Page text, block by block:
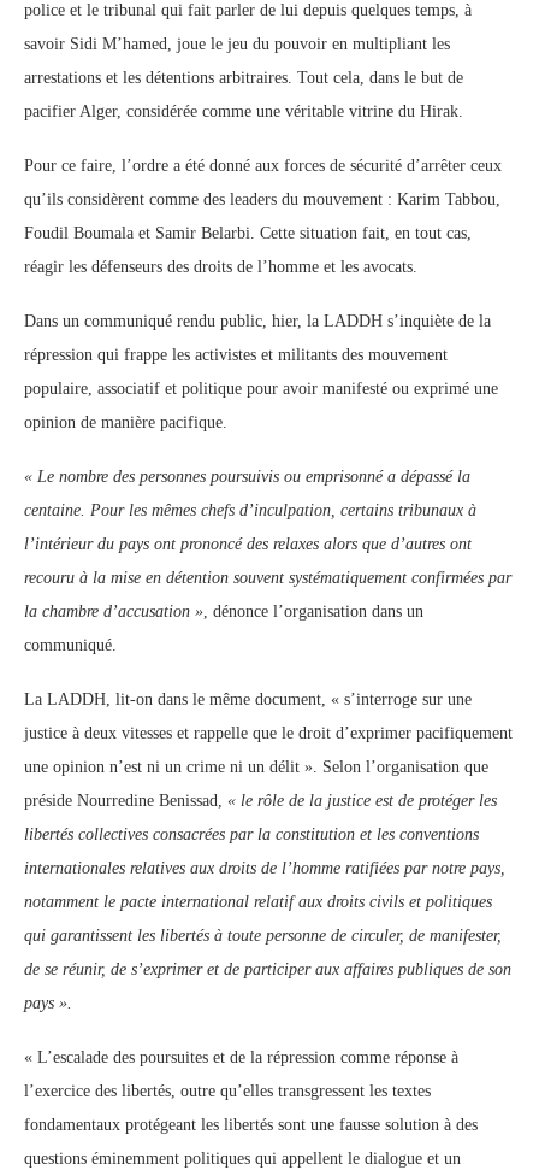
police et le tribunal qui fait parler de lui depuis quelques temps, à
savoir Sidi M’hamed, joue le jeu du pouvoir en multipliant les
arrestations et les détentions arbitraires. Tout cela, dans le but de
pacifier Alger, considérée comme une véritable vitrine du Hirak.
Pour ce faire, l’ordre a été donné aux forces de sécurité d’arrêter ceux
qu’ils considèrent comme des leaders du mouvement : Karim Tabbou,
Foudil Boumala et Samir Belarbi. Cette situation fait, en tout cas,
réagir les défenseurs des droits de l’homme et les avocats.
Dans un communiqué rendu public, hier, la LADDH s’inquiète de la
répression qui frappe les activistes et militants des mouvement
populaire, associatif et politique pour avoir manifesté ou exprimé une
opinion de manière pacifique.
« Le nombre des personnes poursuivis ou emprisonné a dépassé la
centaine. Pour les mêmes chefs d’inculpation, certains tribunaux à
l’intérieur du pays ont prononcé des relaxes alors que d’autres ont
recouru à la mise en détention souvent systématiquement confirmées par
la chambre d’accusation », dénonce l’organisation dans un
communiqué.
La LADDH, lit-on dans le même document, « s’interroge sur une
justice à deux vitesses et rappelle que le droit d’exprimer pacifiquement
une opinion n’est ni un crime ni un délit ». Selon l’organisation que
préside Nourredine Benissad, « le rôle de la justice est de protéger les
libertés collectives consacrées par la constitution et les conventions
internationales relatives aux droits de l’homme ratifiées par notre pays,
notamment le pacte international relatif aux droits civils et politiques
qui garantissent les libertés à toute personne de circuler, de manifester,
de se réunir, de s’exprimer et de participer aux affaires publiques de son
pays ».
« L’escalade des poursuites et de la répression comme réponse à
l’exercice des libertés, outre qu’elles transgressent les textes
fondamentaux protégeant les libertés sont une fausse solution à des
questions éminemment politiques qui appellent le dialogue et un